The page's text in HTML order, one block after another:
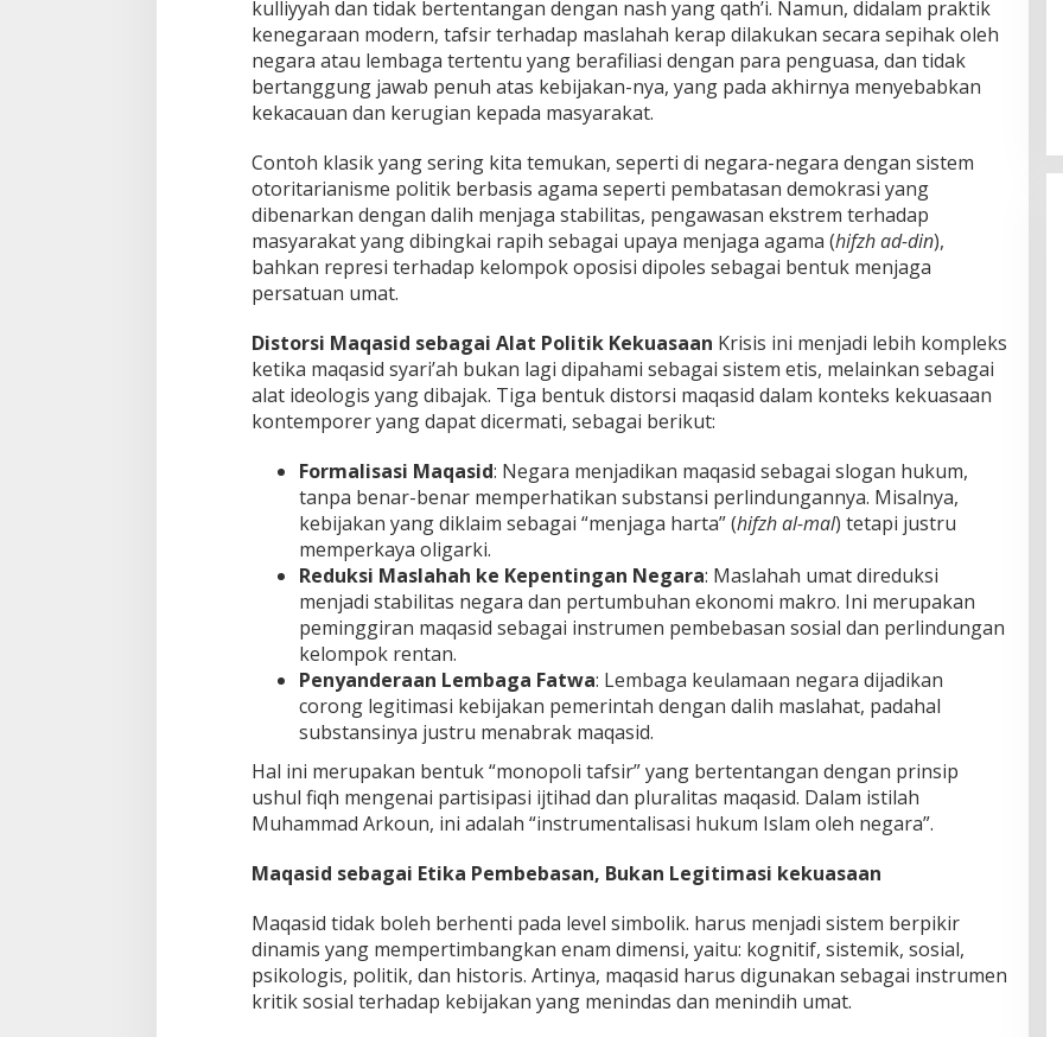
kulliyyah dan tidak bertentangan dengan nash yang qath’i. Namun, didalam praktik
kenegaraan modern, tafsir terhadap maslahah kerap dilakukan secara sepihak oleh
negara atau lembaga tertentu yang berafiliasi dengan para penguasa, dan tidak
bertanggung jawab penuh atas kebijakan-nya, yang pada akhirnya menyebabkan
kekacauan dan kerugian kepada masyarakat.
Contoh klasik yang sering kita temukan, seperti di negara-negara dengan sistem
otoritarianisme politik berbasis agama seperti pembatasan demokrasi yang
dibenarkan dengan dalih menjaga stabilitas, pengawasan ekstrem terhadap
masyarakat yang dibingkai rapih sebagai upaya menjaga agama (hifzh ad-din),
bahkan represi terhadap kelompok oposisi dipoles sebagai bentuk menjaga
persatuan umat.
Distorsi Maqasid sebagai Alat Politik Kekuasaan Krisis ini menjadi lebih kompleks
ketika maqasid syari’ah bukan lagi dipahami sebagai sistem etis, melainkan sebagai
alat ideologis yang dibajak. Tiga bentuk distorsi maqasid dalam konteks kekuasaan
kontemporer yang dapat dicermati, sebagai berikut:
Formalisasi Maqasid: Negara menjadikan maqasid sebagai slogan hukum,
tanpa benar-benar memperhatikan substansi perlindungannya. Misalnya,
kebijakan yang diklaim sebagai “menjaga harta” (hifzh al-mal) tetapi justru
memperkaya oligarki.
Reduksi Maslahah ke Kepentingan Negara: Maslahah umat direduksi
menjadi stabilitas negara dan pertumbuhan ekonomi makro. Ini merupakan
peminggiran maqasid sebagai instrumen pembebasan sosial dan perlindungan
kelompok rentan.
Penyanderaan Lembaga Fatwa: Lembaga keulamaan negara dijadikan
corong legitimasi kebijakan pemerintah dengan dalih maslahat, padahal
substansinya justru menabrak maqasid.
Hal ini merupakan bentuk “monopoli tafsir” yang bertentangan dengan prinsip
ushul fiqh mengenai partisipasi ijtihad dan pluralitas maqasid. Dalam istilah
Muhammad Arkoun, ini adalah “instrumentalisasi hukum Islam oleh negara”.
Maqasid sebagai Etika Pembebasan, Bukan Legitimasi kekuasaan
Maqasid tidak boleh berhenti pada level simbolik. harus menjadi sistem berpikir
dinamis yang mempertimbangkan enam dimensi, yaitu: kognitif, sistemik, sosial,
psikologis, politik, dan historis. Artinya, maqasid harus digunakan sebagai instrumen
kritik sosial terhadap kebijakan yang menindas dan menindih umat.